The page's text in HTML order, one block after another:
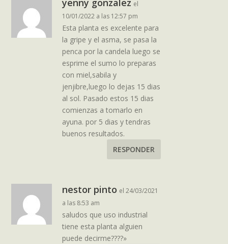
yenny gonzalez el
10/01/2022 a las 12:57 pm
Esta planta es excelente para
la gripe y el asma, se pasa la
penca por la candela luego se
esprime el sumo lo preparas
con miel,sabila y
jenjibre,luego lo dejas 15 dias
al sol. Pasado estos 15 dias
comienzas a tomarlo en
ayuna. por 5 dias y tendras
buenos resultados.
RESPONDER
nestor pinto el 24/03/2021
a las 8:53 am
saludos que uso industrial
tiene esta planta alguien
puede decirme????»